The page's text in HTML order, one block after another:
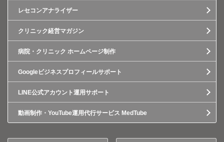
レセコンアナライザー
クリニック経営マガジン
病院・クリニック ホームページ制作
Googleビジネスプロフィールサポート
LINE公式アカウント運用サポート
動画制作・YouTube運用代行サービス MedTube